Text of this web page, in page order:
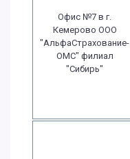
Офис №7 в г.
Кемерово ООО
"АльфаСтрахование-
ОМС" филиал
"Сибирь"